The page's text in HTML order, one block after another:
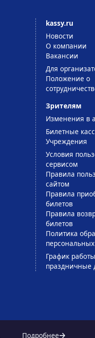
kassy.ru
Новости
О компании
Вакансии
Для
Положение о
Зрителям
Изменения в
Билетные
Учреждения
Условия
сервисом
Правила
сайтом
Правила
билетов
Правила
билетов
Политика
График
праздничные
Подробнее